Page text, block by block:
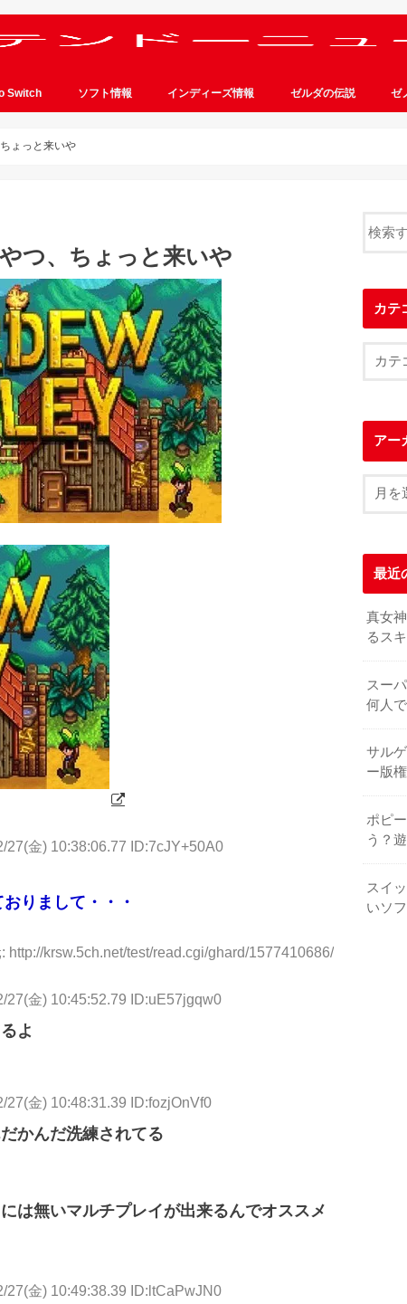
Switch ソフト情報 インディーズ情報 ゼルダの伝説 ゼ
ょっと来いや
つ、ちょっと来いや
27(金) 10:38:06.77 ID:7cJY+50A0
りまして・・・
http://krsw.5ch.net/test/read.cgi/ghard/1577410686/
27(金) 10:45:52.79 ID:uE57jgqw0
よ
27(金) 10:48:31.39 ID:fozjOnVf0
かんだ洗練されてる
は無いマルチプレイが出来るんでオススメ
27(金) 10:49:38.39 ID:ltCaPwJN0
カテ
アー
最近
真女
るス
スー
何人
サル
ー版
ポピ
う？
スイ
いソ